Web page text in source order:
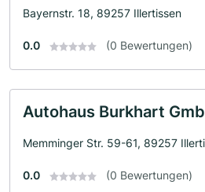
Bayernstr. 18, 89257 Illertissen
0.0 (0 Bewertungen)
Autohaus Burkhart
Memminger Str. 59-61, 89257
0.0 (0 Bewertungen)